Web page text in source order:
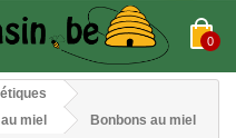
0
miel
Bonbons au miel